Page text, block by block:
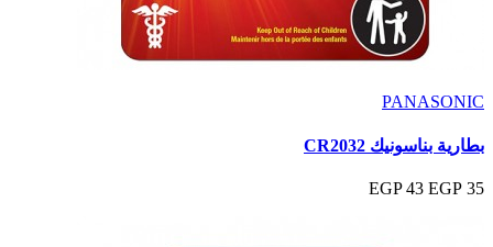
PANASONIC
بطارية بناسونيك CR2032
35 EGP
43 EGP